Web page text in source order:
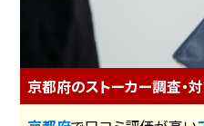
京都府のストーカー調査・